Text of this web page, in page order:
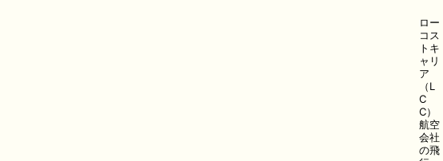
ロー
コス
トキ
ャリ
ア
（L
C
C）
航空
会社
の飛